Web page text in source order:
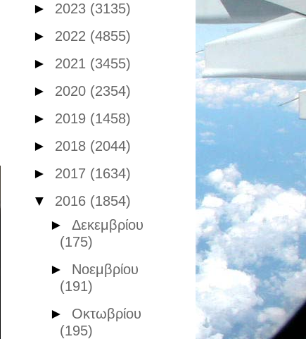
► 2023 (3135)
► 2022 (4855)
► 2021 (3455)
► 2020 (2354)
► 2019 (1458)
► 2018 (2044)
► 2017 (1634)
▼ 2016 (1854)
► Δεκεμβρίου
(175)
► Νοεμβρίου
(191)
► Οκτωβρίου
(195)